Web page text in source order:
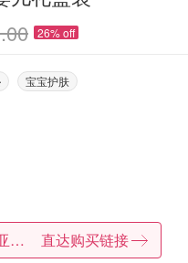
26% off
宝宝护肤
Amazon澳洲亚马逊 直达购买链接